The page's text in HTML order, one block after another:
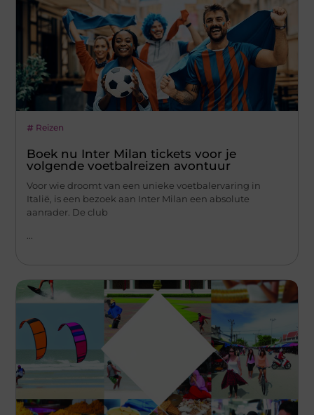
Reizen
Boek nu Inter Milan tickets voor je
volgende voetbalreizen avontuur
Voor wie droomt van een unieke voetbalervaring in
Italië, is een bezoek aan Inter Milan een absolute
aanrader. De club
...